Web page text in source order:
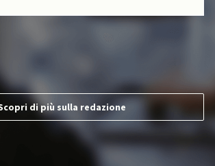
di più sulla redazione